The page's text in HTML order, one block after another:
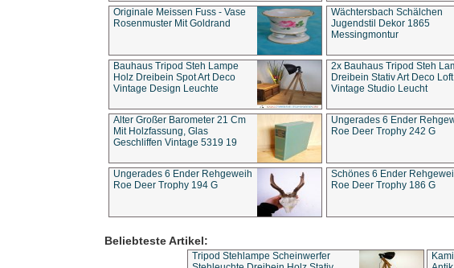
Originale Meissen Fuss - Vase
Rosenmuster Mit Goldrand
Wächtersbach Schälchen
Jugendstil Dekor 1865
Messingmontur
Bauhaus Tripod Steh Lampe
Holz Dreibein Spot Art Deco
Vintage Design Leuchte
2x Bauhaus Tripod Steh
Dreibein Stativ Art Deco Loft
Vintage Studio Leucht
Alter Großer Barometer 21 Cm
Mit Holzfassung, Glas
Geschliffen Vintage 5319 19
Ungerades 6 Ender
Roe Deer Trophy 242 G
Ungerades 6 Ender Rehgeweih
Roe Deer Trophy 194 G
Schönes 6 Ender
Roe Deer Trophy 186 G
Beliebteste Artikel:
Tripod Stehlampe Scheinwerfer